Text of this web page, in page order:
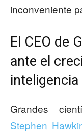
inconveniente
El CEO de
ante el
inteligencia
Grandes
Stephen